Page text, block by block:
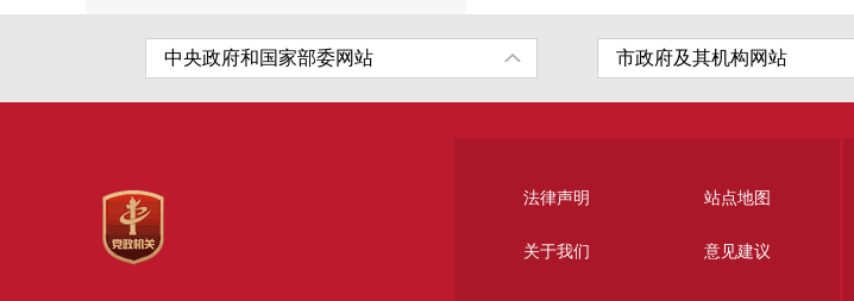
法律声明 站点地图
关于我们 意见建议